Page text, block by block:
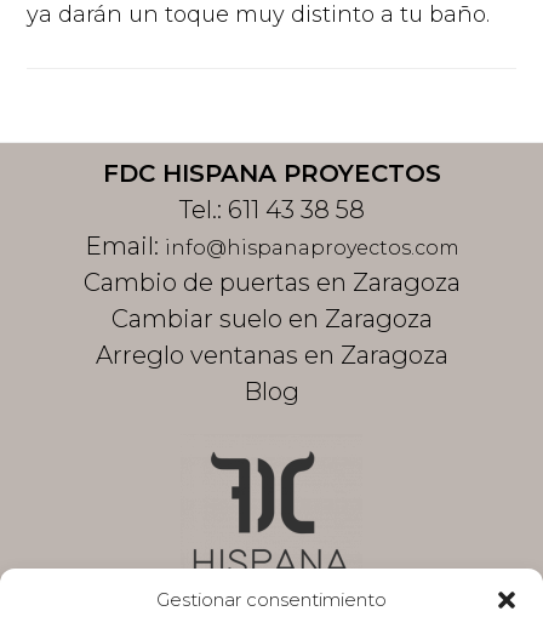
Gestionar consentimiento
ya darán un toque muy distinto a tu baño.
FDC HISPANA PROYECTOS
Tel.: 611 43 38 58
Email: info@hispanaproyectos.com
Cambio de puertas en Zaragoza
Cambiar suelo en Zaragoza
Arreglo ventanas en Zaragoza
Blog